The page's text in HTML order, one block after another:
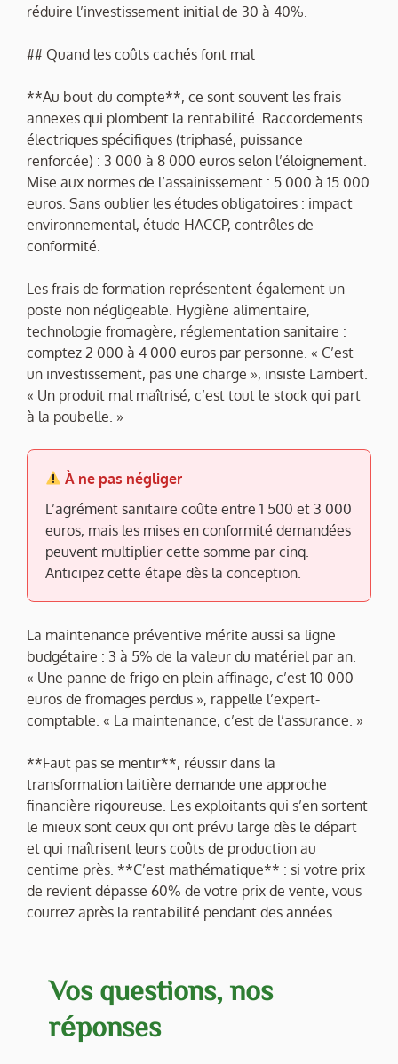
réduire l’investissement initial de 30 à 40%.
## Quand les coûts cachés font mal
**Au bout du compte**, ce sont souvent les frais
annexes qui plombent la rentabilité. Raccordements
électriques spécifiques (triphasé, puissance
renforcée) : 3 000 à 8 000 euros selon l’éloignement.
Mise aux normes de l’assainissement : 5 000 à 15 000
euros. Sans oublier les études obligatoires : impact
environnemental, étude HACCP, contrôles de
conformité.
Les frais de formation représentent également un
poste non négligeable. Hygiène alimentaire,
technologie fromagère, réglementation sanitaire :
comptez 2 000 à 4 000 euros par personne. « C’est
un investissement, pas une charge », insiste Lambert.
« Un produit mal maîtrisé, c’est tout le stock qui part
à la poubelle. »
À ne pas négliger
L’agrément sanitaire coûte entre 1 500 et 3 000
euros, mais les mises en conformité demandées
peuvent multiplier cette somme par cinq.
Anticipez cette étape dès la conception.
La maintenance préventive mérite aussi sa ligne
budgétaire : 3 à 5% de la valeur du matériel par an.
« Une panne de frigo en plein affinage, c’est 10 000
euros de fromages perdus », rappelle l’expert-
comptable. « La maintenance, c’est de l’assurance. »
**Faut pas se mentir**, réussir dans la
transformation laitière demande une approche
financière rigoureuse. Les exploitants qui s’en sortent
le mieux sont ceux qui ont prévu large dès le départ
et qui maîtrisent leurs coûts de production au
centime près. **C’est mathématique** : si votre prix
de revient dépasse 60% de votre prix de vente, vous
courrez après la rentabilité pendant des années.
Vos questions, nos
réponses